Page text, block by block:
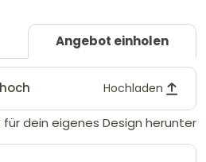
Angebot einholen
Hochladen
dein eigenes Design herunter